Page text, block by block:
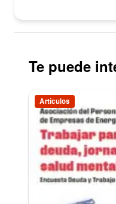
Te puede
Artículos